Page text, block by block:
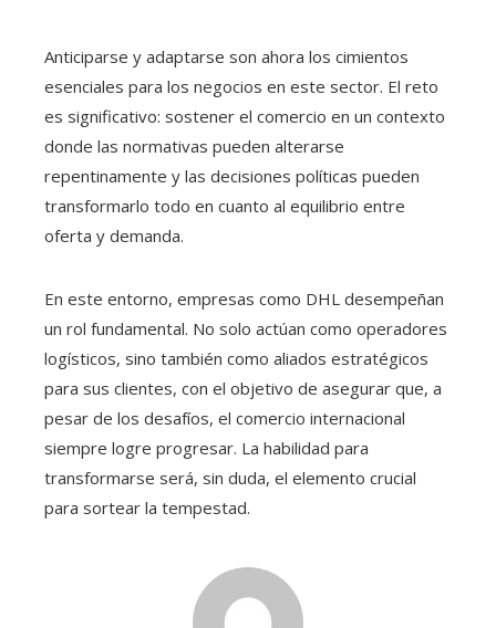
Anticiparse y adaptarse son ahora los cimientos
esenciales para los negocios en este sector. El reto
es significativo: sostener el comercio en un contexto
donde las normativas pueden alterarse
repentinamente y las decisiones políticas pueden
transformarlo todo en cuanto al equilibrio entre
oferta y demanda.
En este entorno, empresas como DHL desempeñan
un rol fundamental. No solo actúan como operadores
logísticos, sino también como aliados estratégicos
para sus clientes, con el objetivo de asegurar que, a
pesar de los desafíos, el comercio internacional
siempre logre progresar. La habilidad para
transformarse será, sin duda, el elemento crucial
para sortear la tempestad.